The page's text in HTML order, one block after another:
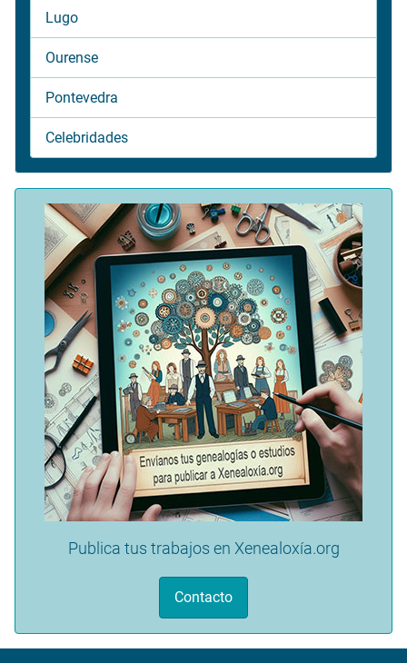
Lugo
Ourense
Pontevedra
Celebridades
Publica tus trabajos en Xenealoxía.org
Contacto